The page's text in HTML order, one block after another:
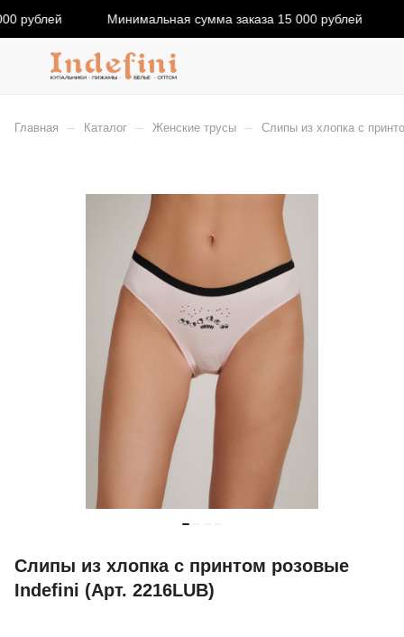
рублей Минимальная сумма заказа 15 000 рублей
Главная – Каталог – Женские трусы – Слипы из хлопка с
Слипы из хлопка с принтом розовые
Indefini (Арт. 2216LUB)